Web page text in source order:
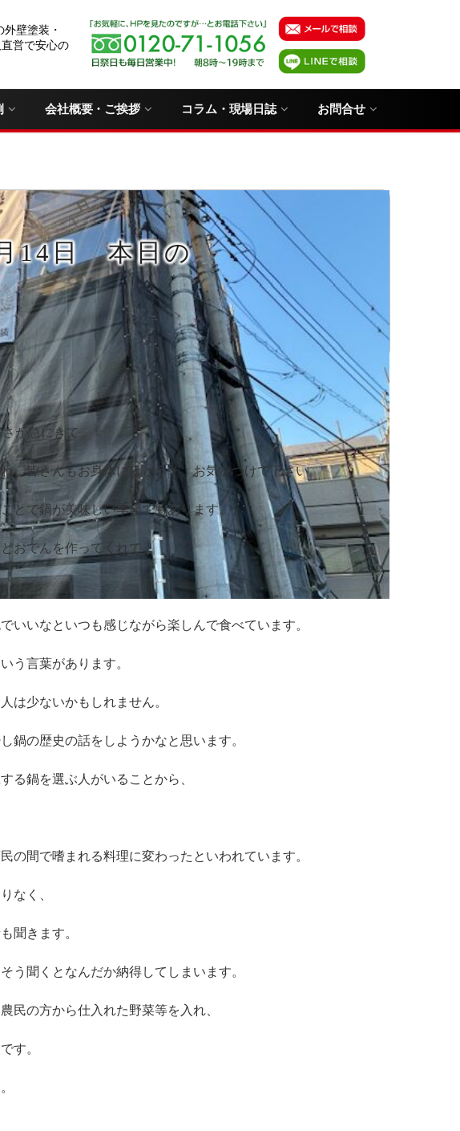
壁塗装・
営で安心の
会社概要・ご挨拶 コラム・現場日誌 お問合せ
14日 本日の
が急にきて、
。皆さんもお身体にはどうぞ、お気をつけて下さい。
とで鍋が美味しい季節でもあります。
おでんを作ってくれて、
いいなといつも感じながら楽しんで食べています。
う言葉があります。
は少ないかもしれません。
鍋の歴史の話をしようかなと思います。
る鍋を選ぶ人がいることから、
の間で嗜まれる料理に変わったといわれています。
なく、
聞きます。
そう聞くとなんだか納得してしまいます。
民の方から仕入れた野菜等を入れ、
す。